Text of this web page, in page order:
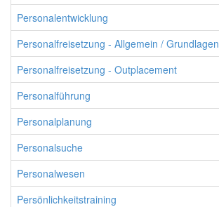
Personalentwicklung
Personalfreisetzung - Allgemein / Grundlagen
Personalfreisetzung - Outplacement
Personalführung
Personalplanung
Personalsuche
Personalwesen
Persönlichkeitstraining